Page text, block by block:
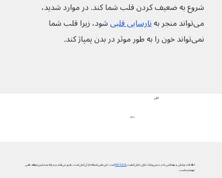
شروع به ضعیف کردن قلب شما کند. در موارد شدید،
می‌تواند منجر به
نارسایی قلبی شود، زیرا قلب شما
نمی‌تواند خون را به طور موثر در بدن پمپاژ کند.
درمان
قبلی
اطلاعات پزشکی و بهداشتی ما در دیجی‌پزشک دارای نشان کیفیتPIF TICKاست. این یعنی استفاده از آن آسان است، به‌روز می‌باشد و بر پایه جدیدترین شواهد علمی
تهیه شده است.